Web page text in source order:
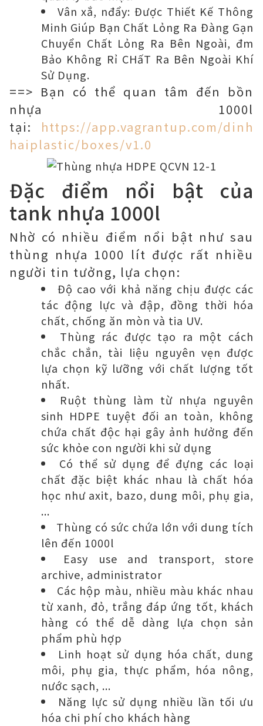
Vân xắ, nđẩy: Được Thiết Kế Thông
Minh Giúp Bạn Chất Lỏng Ra Đàng Gạn
Chuyển Chất Lỏng Ra Bên Ngoài, đm
Bảo Không Rỉ CHấT Ra Bên Ngoài Khí
Sử Dụng.
==> Bạn có thể quan tâm đến bồn
nhựa 1000l
tại:
https://app.vagrantup.com/dinh
haiplastic/boxes/v1.0
Đặc điểm nổi bật của
tank nhựa 1000l
Nhờ có nhiều điểm nổi bật như sau
thùng nhựa 1000 lít được rất nhiều
người tin tưởng, lựa chọn:
Độ cao với khả năng chịu được các
tác động lực và đập, đồng thời hóa
chất, chống ăn mòn và tia UV.
Thùng rác được tạo ra một cách
chắc chắn, tài liệu nguyên vẹn được
lựa chọn kỹ lưỡng với chất lượng tốt
nhất.
Ruột thùng làm từ nhựa nguyên
sinh HDPE tuyệt đối an toàn, không
chứa chất độc hại gây ảnh hưởng đến
sức khỏe con người khi sử dụng
Có thể sử dụng để đựng các loại
chất đặc biệt khác nhau là chất hóa
học như axit, bazo, dung môi, phụ gia,
...
Thùng có sức chứa lớn với dung tích
lên đến 1000l
Easy use and transport, store
archive, administrator
Các hộp màu, nhiều màu khác nhau
từ xanh, đỏ, trắng đáp ứng tốt, khách
hàng có thể dễ dàng lựa chọn sản
phẩm phù hợp
Linh hoạt sử dụng hóa chất, dung
môi, phụ gia, thực phẩm, hóa nông,
nước sạch, ...
Năng lực sử dụng nhiều lần tối ưu
hóa chi phí cho khách hàng